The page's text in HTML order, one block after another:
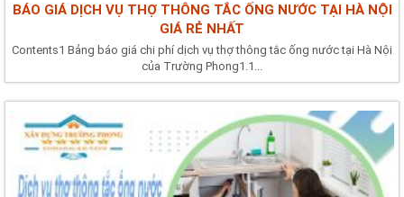
BÁO GIÁ DỊCH VỤ THỢ THÔNG TẮC ỐNG NƯỚC TẠI HÀ NỘI
GIÁ RẺ NHẤT
Contents1 Bảng báo giá chi phí dịch vụ thợ thông tắc ống nước tại Hà Nội
của Trường Phong1.1...